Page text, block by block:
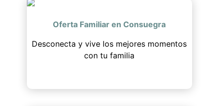
Oferta Familiar en Consuegra
Desconecta y vive los mejores momentos
con tu familia